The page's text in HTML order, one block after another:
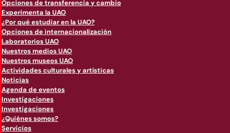
Opciones de transferencia y cambio
Experimenta la UAO
¿Por qué estudiar en la UAO?
Opciones de internacionalización
Laboratorios UAO
Nuestros medios UAO
Nuestros museos UAO
Actividades culturales y artísticas
Noticias
Agenda de eventos
Investigaciones
Investigaciones
¿Quiénes somos?
Servicios